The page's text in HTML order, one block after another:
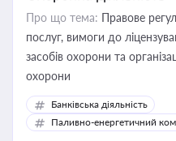
Про що тема: Правове
послуг, вимоги до
засобів охорони та
охорони
Банківська діяльність
Паливно-енергетичний